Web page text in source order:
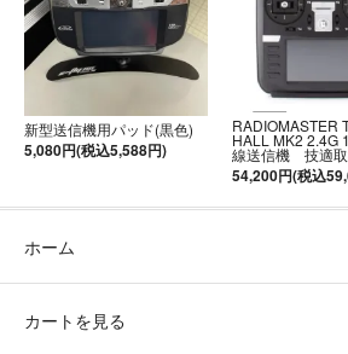
新型送信機用パッド(黒色)
5,080円(税込5,588円)
RADIOMASTER
HALL MK2
線送信機 技適
54,200円(税込
ホーム
カートを見る